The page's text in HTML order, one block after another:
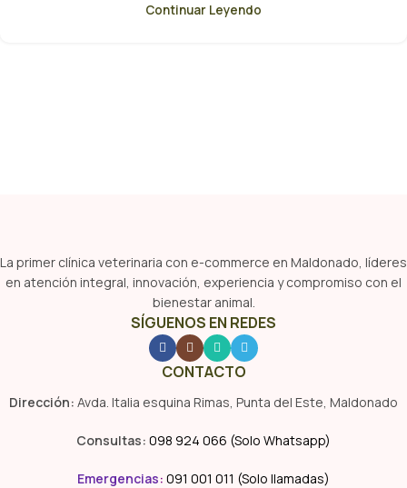
Continuar Leyendo
La primer clínica veterinaria con e-commerce en Maldonado, líderes
en atención integral, innovación, experiencia y compromiso con el
bienestar animal.
SÍGUENOS EN REDES
CONTACTO
Dirección: Avda. Italia esquina Rimas, Punta del Este, Maldonado
Consultas: 098 924 066 (Solo Whatsapp)
Emergencias: 091 001 011 (Solo llamadas)